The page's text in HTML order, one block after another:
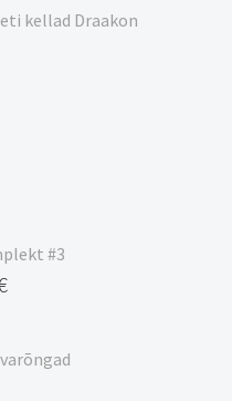
kellad Draakon
#3